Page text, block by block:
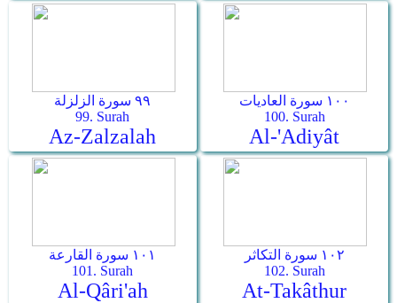
٩٩ سورة الزلزلة
99. Surah
Az-Zalzalah
١٠٠ سورة العاديات
100. Surah
Al-'Adiyât
١٠١ سورة القارعة
101. Surah
Al-Qâri'ah
١٠٢ سورة التكاثر
102. Surah
At-Takâthur